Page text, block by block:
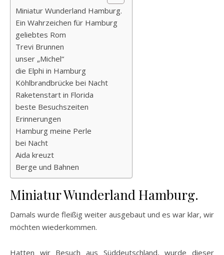
Miniatur Wunderland Hamburg.
Ein Wahrzeichen für Hamburg
geliebtes Rom
Trevi Brunnen
unser „Michel“
die Elphi in Hamburg
Köhlbrandbrücke bei Nacht
Raketenstart in Florida
beste Besuchszeiten
Erinnerungen
Hamburg meine Perle
bei Nacht
Aida kreuzt
Berge und Bahnen
Miniatur Wunderland Hamburg.
Damals wurde fleißig weiter ausgebaut und es war klar, wir
möchten wiederkommen.
Hatten wir Besuch aus Süddeutschland, wurde dieser